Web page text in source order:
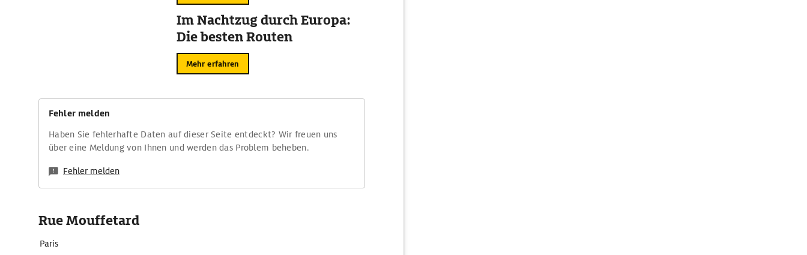
Im Nachtzug durch Europa:
Die besten Routen
Mehr erfahren
Fehler melden
Haben Sie fehlerhafte Daten auf dieser Seite entdeckt? Wir freuen uns
über eine Meldung von Ihnen und werden das Problem beheben.
Fehler melden
Rue Mouffetard
Paris